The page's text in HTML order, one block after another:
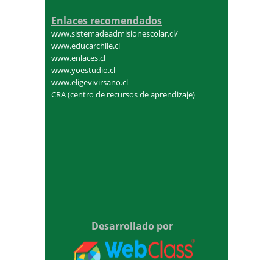
Enlaces recomendados
www.sistemadeadmisionescolar.cl/
www.educarchile.cl
www.enlaces.cl
www.yoestudio.cl
www.eligevivirsano.cl
CRA (centro de recursos de aprendizaje)
Desarrollado por